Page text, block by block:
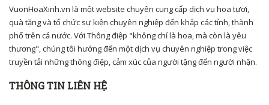
VuonHoaXinh.vn là một website chuyên cung cấp dịch vụ hoa tươi,
quà tặng và tổ chức sự kiện chuyên nghiệp đến khắp các tỉnh, thành
phố trên cả nước. Với Thông điệp "không chỉ là hoa, mà còn là yêu
thương", chúng tôi hướng đến một dịch vụ chuyên nghiệp trong việc
truyền tải những thông điệp, cảm xúc của người tặng đến người nhận.
THÔNG TIN LIÊN HỆ